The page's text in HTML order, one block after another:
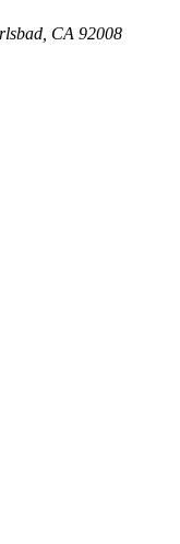
CA 92008